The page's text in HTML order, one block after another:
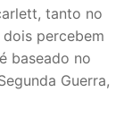
tanto no
percebem
baseado no
Guerra,